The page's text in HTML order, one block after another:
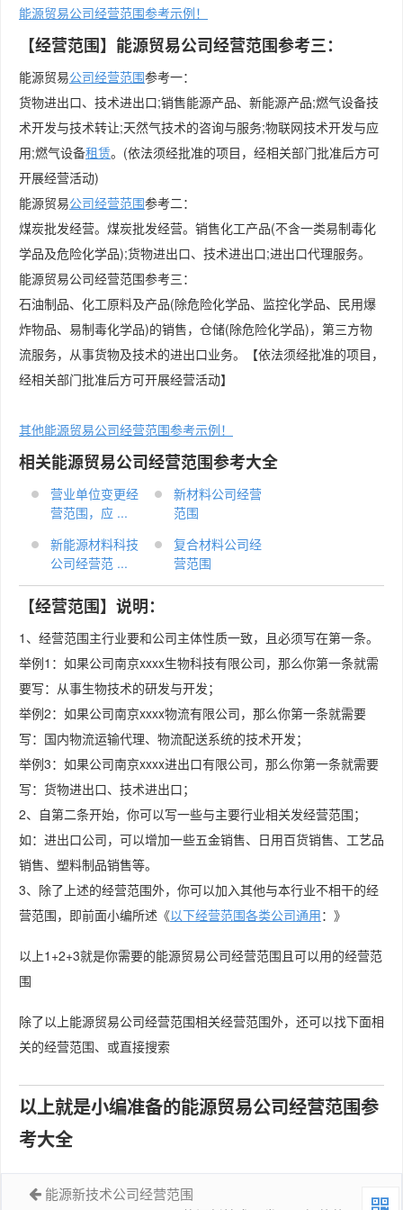
能源贸易公司经营范围参考示例！
【经营范围】能源贸易公司经营范围参考三：
能源贸易公司经营范围参考一：
货物进出口、技术进出口;销售能源产品、新能源产品;燃气设备技
术开发与技术转让;天然气技术的咨询与服务;物联网技术开发与应
用;燃气设备租赁。(依法须经批准的项目，经相关部门批准后方可
开展经营活动)
能源贸易公司经营范围参考二：
煤炭批发经营。煤炭批发经营。销售化工产品(不含一类易制毒化
学品及危险化学品);货物进出口、技术进出口;进出口代理服务。
能源贸易公司经营范围参考三：
石油制品、化工原料及产品(除危险化学品、监控化学品、民用爆
炸物品、易制毒化学品)的销售，仓储(除危险化学品)，第三方物
流服务，从事货物及技术的进出口业务。【依法须经批准的项目，
经相关部门批准后方可开展经营活动】
其他能源贸易公司经营范围参考示例！
相关能源贸易公司经营范围参考大全
营业单位变更经
营范围，应 ...
新材料公司经营
范围
新能源材料科技
公司经营范 ...
复合材料公司经
营范围
【经营范围】说明：
1、经营范围主行业要和公司主体性质一致，且必须写在第一条。
举例1：如果公司南京xxxx生物科技有限公司，那么你第一条就需
要写：从事生物技术的研发与开发；
举例2：如果公司南京xxxx物流有限公司，那么你第一条就需要
写：国内物流运输代理、物流配送系统的技术开发；
举例3：如果公司南京xxxx进出口有限公司，那么你第一条就需要
写：货物进出口、技术进出口；
2、自第二条开始，你可以写一些与主要行业相关发经营范围；
如：进出口公司，可以增加一些五金销售、日用百货销售、工艺品
销售、塑料制品销售等。
3、除了上述的经营范围外，你可以加入其他与本行业不相干的经
营范围，即前面小编所述《以下经营范围各类公司通用：》
以上1+2+3就是你需要的能源贸易公司经营范围且可以用的经营范
围
除了以上能源贸易公司经营范围相关经营范围外，还可以找下面相
关的经营范围、或直接搜索
以上就是小编准备的能源贸易公司经营范围参
考大全
能源新技术公司经营范围